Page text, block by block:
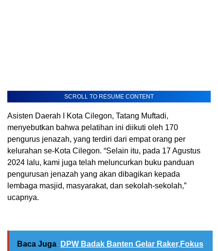
SCROLL TO RESUME CONTENT
Asisten Daerah I Kota Cilegon, Tatang Muftadi,
menyebutkan bahwa pelatihan ini diikuti oleh 170
pengurus jenazah, yang terdiri dari empat orang per
kelurahan se-Kota Cilegon. “Selain itu, pada 17 Agustus
2024 lalu, kami juga telah meluncurkan buku panduan
pengurusan jenazah yang akan dibagikan kepada
lembaga masjid, masyarakat, dan sekolah-sekolah,”
ucapnya.
Baca Juga
DPW Badak Banten Gelar Raker,Fokus